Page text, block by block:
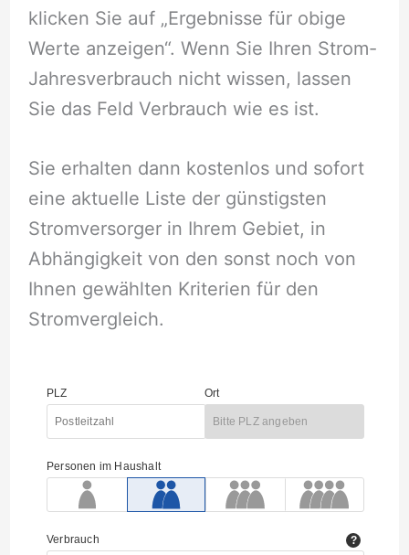
klicken Sie auf „Ergebnisse für obige
Werte anzeigen“. Wenn Sie Ihren Strom-
Jahresverbrauch nicht wissen, lassen
Sie das Feld Verbrauch wie es ist.
Sie erhalten dann kostenlos und sofort
eine aktuelle Liste der günstigsten
Stromversorger in Ihrem Gebiet, in
Abhängigkeit von den sonst noch von
Ihnen gewählten Kriterien für den
Stromvergleich.